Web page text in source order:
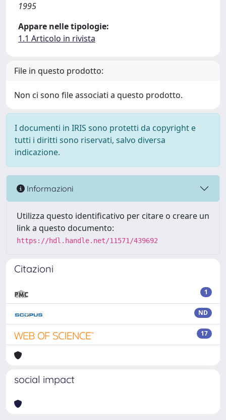
1995
Appare nelle tipologie:
1.1 Articolo in rivista
File in questo prodotto:
Non ci sono file associati a questo prodotto.
I documenti in IRIS sono protetti da copyright e
tutti i diritti sono riservati, salvo diversa
indicazione.
Informazioni
Utilizza questo identificativo per citare o creare un
link a questo documento:
https://hdl.handle.net/11571/439692
Citazioni
1
ND
17
social impact